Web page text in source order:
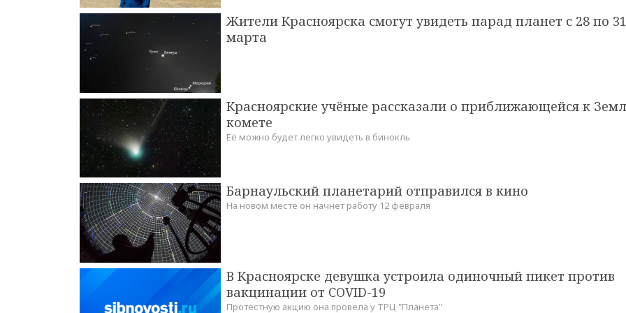
Жители Красноярска смогут увидеть парад планет с 28 по 31
марта
Красноярские учёные рассказали о приближающейся к
комете
Её можно будет легко увидеть в бинокль
Барнаульский планетарий отправился в кино
На новом месте он начнет работу 12 февраля
В Красноярске девушка устроила одиночный пикет против
вакцинации от COVID-19
Протестную акцию она провела у ТРЦ "Планета"